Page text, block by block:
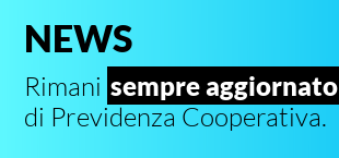
NEWS
Rimani sempre aggiornato
di Previdenza Cooperativa.